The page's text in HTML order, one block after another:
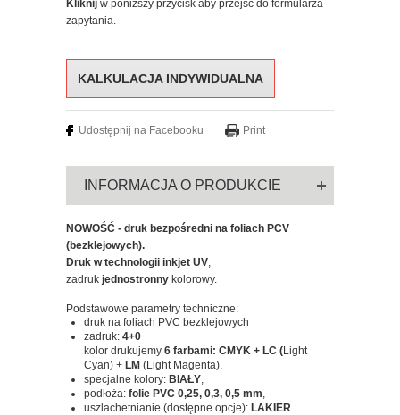
Kliknij w poniższy przycisk aby przejść do formularza
zapytania.
KALKULACJA INDYWIDUALNA
Udostępnij na Facebooku Print
INFORMACJA O PRODUKCIE
NOWOŚĆ - druk bezpośredni na foliach PCV
(bezklejowych).
Druk w technologii inkjet UV,
zadruk jednostronny kolorowy.
Podstawowe parametry techniczne:
druk na foliach PVC bezklejowych
zadruk: 4+0
kolor drukujemy 6 farbami: CMYK + LC (Light
Cyan) + LM (Light Magenta),
specjalne kolory: BIAŁY,
podłoża: folie PVC 0,25, 0,3, 0,5 mm,
uszlachetnianie (dostępne opcje): LAKIER